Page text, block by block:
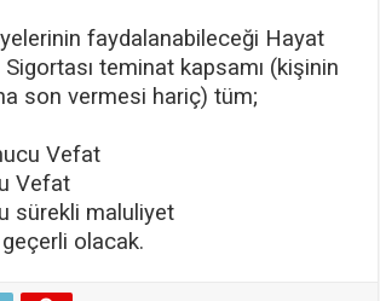
faydalanabileceği Hayat
teminat kapsamı (kişinin
son vermesi hariç) tüm;
Vefat
Vefat
sürekli maluliyet
olacak.